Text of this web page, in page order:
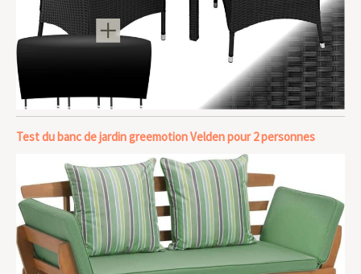
Test du banc de jardin greemotion Velden pour 2 personnes